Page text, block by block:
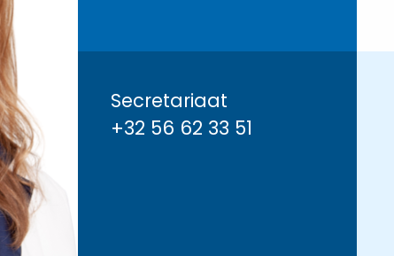
Secretariaat
+32 56 62 33 51